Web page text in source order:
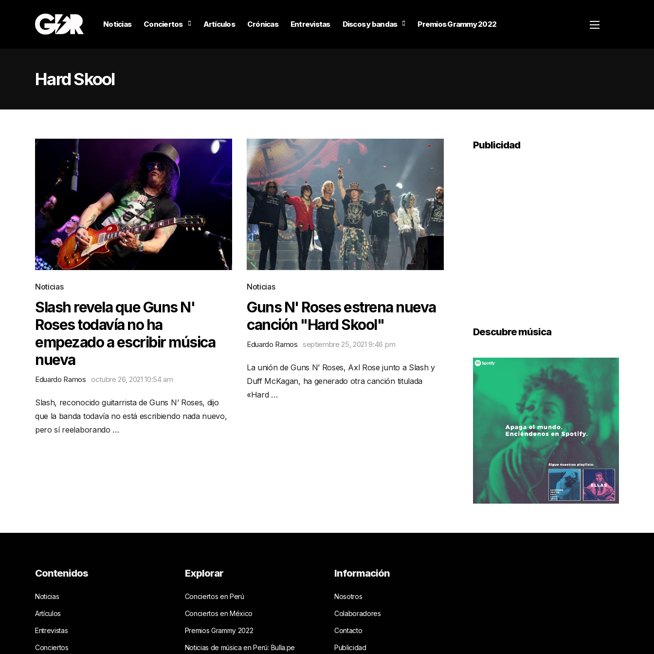
Noticias Conciertos Artículos Crónicas Entrevistas Discos y bandas Premios Grammy 2022
Hard Skool
Noticias
Slash revela que Guns N'
Roses todavía no ha
empezado a escribir música
nueva
Eduardo Ramos octubre 26, 2021 10:54 am
Slash, reconocido guitarrista de Guns N’ Roses, dijo
que la banda todavía no está escribiendo nada nuevo,
pero sí reelaborando …
Noticias
Guns N' Roses estrena nueva
canción "Hard Skool"
Eduardo Ramos septiembre 25, 2021 9:46 pm
La unión de Guns N’ Roses, Axl Rose junto a Slash y
Duff McKagan, ha generado otra canción titulada
«Hard …
Publicidad
Descubre música
Contenidos
Noticias
Artículos
Entrevistas
Conciertos
Explorar
Conciertos en Perú
Conciertos en México
Premios Grammy 2022
Noticias de música en Perú: Bulla.pe
Información
Nosotros
Colaboradores
Contacto
Publicidad